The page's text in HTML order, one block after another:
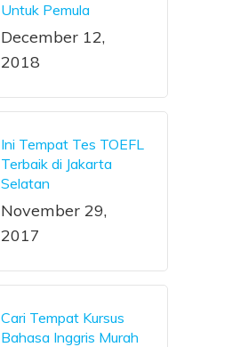
Untuk Pemula
December 12,
2018
Ini Tempat Tes TOEFL
Terbaik di Jakarta
Selatan
November 29,
2017
Cari Tempat Kursus
Bahasa Inggris Murah